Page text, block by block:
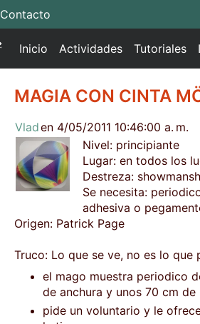
Contacto
Inicio Actividades(
c
r
e
n
t
)
Tutoriales
MAGIA CON CINTA
Vladen 4/05/2011 10:46:00 a. m.
Nivel: principiante
Lugar: en todos los
Destreza:
Se necesita:
adhesiva o
Origen: Patrick Page
Truco: Lo que se ve, no es lo que
el mago muestra periodico
de anchura y unos 70 cm
pide un voluntario y le